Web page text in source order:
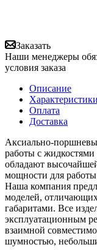
Заказать
Наши менеджеры
условия заказа
Описание
Характеристики
Оплата
Доставка
Аксиально-
работы с
обладают
мощности для
Наша компания
моделей,
габаритами. Все
эксплуатационным
взаимной
шумностью,